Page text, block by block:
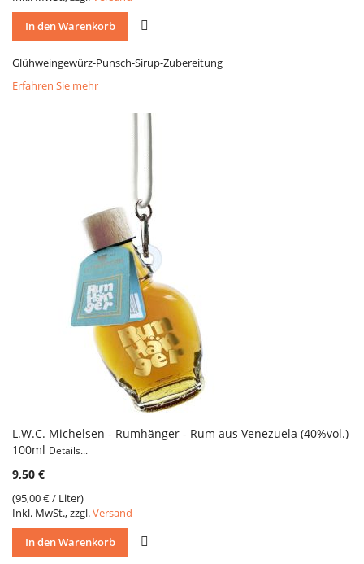
In den Warenkorb
Glühweingewürz-Punsch-Sirup-Zubereitung
Erfahren Sie mehr
L.W.C. Michelsen - Rumhänger - Rum aus Venezuela (40%vol.)
100ml Details...
9,50 €
(95,00 €/ Liter)
Inkl. MwSt., zzgl.Versand
In den Warenkorb